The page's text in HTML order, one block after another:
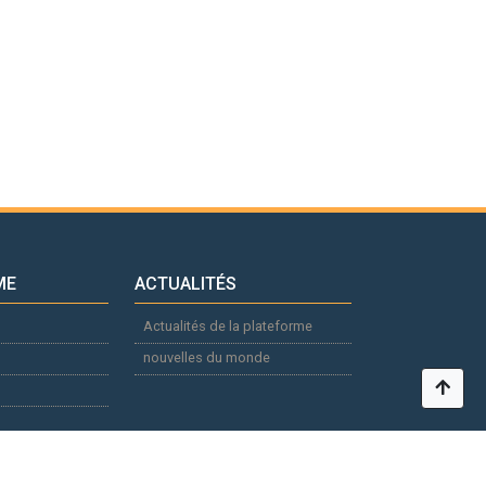
ACTUALITÉS
Actualités de la plateforme
nouvelles du monde